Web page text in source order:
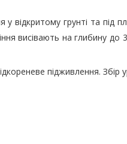
грунті та під
висівають на глибину
підживлення.